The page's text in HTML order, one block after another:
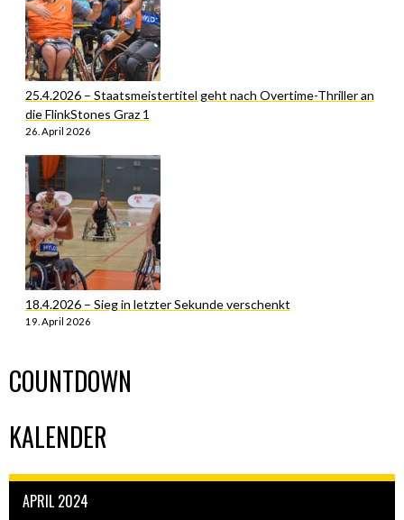
25.4.2026 – Staatsmeistertitel geht nach Overtime-Thriller an
die FlinkStones Graz 1
26. April 2026
18.4.2026 – Sieg in letzter Sekunde verschenkt
19. April 2026
COUNTDOWN
KALENDER
APRIL 2024